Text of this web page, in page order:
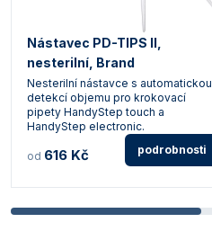
Nástavec PD-TIPS II,
nesterilní, Brand
Nesterilní nástavce s automatickou
detekcí objemu pro krokovací
pipety HandyStep touch a
HandyStep electronic.
od 616 Kč podrobnosti